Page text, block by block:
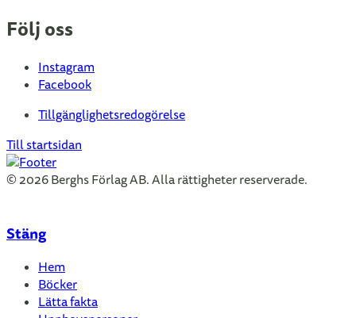
Följ oss
Instagram
Facebook
Tillgänglighetsredogörelse
Till startsidan
© 2026 Berghs Förlag AB. Alla rättigheter reserverade.
Stäng
Hem
Böcker
Lätta fakta